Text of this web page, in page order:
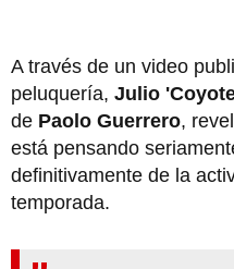
A través de un video
peluquería, Julio
de Paolo Guerrero,
está pensando
definitivamente de la
temporada.